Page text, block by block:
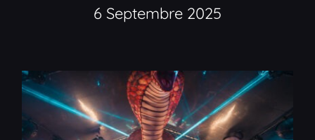
6 Septembre 2025